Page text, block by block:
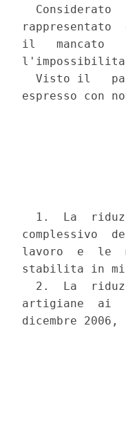
Considerato
il   mancato
l'impossibilita'
Visto il
espresso con
1.  La
complessivo
lavoro  e  le
stabilita in
2.  La
artigiane  ai